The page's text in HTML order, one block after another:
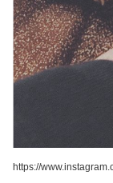
https://